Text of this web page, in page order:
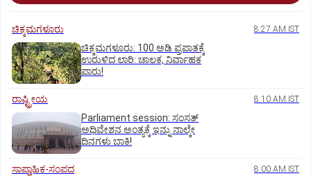
ಚಿಕ್ಕಮಗಳೂರು 8:27 AM IST
ಚಿಕ್ಕಮಗಳೂರು: 100 ಅಡಿ ಪ್ರಪಾತಕ್ಕೆ
ಉರುಳಿದ ಲಾರಿ: ಚಾಲಕ, ನಿರ್ವಾಹಕ
ಪಾರು!
ರಾಷ್ಟ್ರೀಯ 8:10 AM IST
Parliament session: ಸಂಸತ್‌
ಅಧಿವೇಶನ ಅಂತ್ಯಕ್ಕೆ ಇನ್ನು ನಾಲ್ಕೇ
ದಿನಗಳು ಬಾಕಿ!
ಸಾಪ್ತಾಹಿಕ-ಸಂಪದ 8:00 AM IST